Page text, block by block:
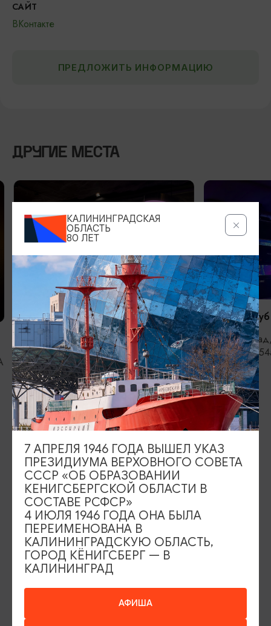
САЙТ
ВКонтакте
ПРЕДЛОЖИТЬ ИНФОРМАЦИЮ
ДРУГИЕ МЕСТА
Бар «Линч»
Калининград, ул. ​Проспект Мира, 33-
43
БАРЫ
Караоке-клуб
Суворова,
ИЩИТЕ ТАКЖЕ НА НАШЕМ САЙТЕ
Серебряное ожерелье
Электронная виза
Туры и экскурсии
Афиша мероприятий
Сувениры
Гостевая книга
Гиды и экскурсоводы
Достопримечательности
Гостиницы
КАЛИНИНГРАДСКАЯ
ОБЛАСТЬ
80 ЛЕТ
АФИША
7 АПРЕЛЯ 1946 ГОДА ВЫШЕЛ УКАЗ
ПРЕЗИДИУМА ВЕРХОВНОГО СОВЕТА
СССР «ОБ ОБРАЗОВАНИИ
КЕНИГСБЕРГСКОЙ ОБЛАСТИ В
СОСТАВЕ РСФСР»
4 ИЮЛЯ 1946 ГОДА ОНА БЫЛА
ПЕРЕИМЕНОВАНА В
КАЛИНИНГРАДСКУЮ ОБЛАСТЬ,
ГОРОД КЁНИГСБЕРГ — В
КАЛИНИНГРАД